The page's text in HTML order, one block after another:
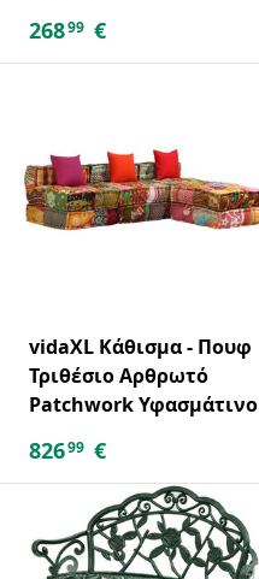
26899 €
vidaXL Κάθισμα - Πουφ
Τριθέσιο Αρθρωτό
Patchwork Υφασμάτινο
82699 €